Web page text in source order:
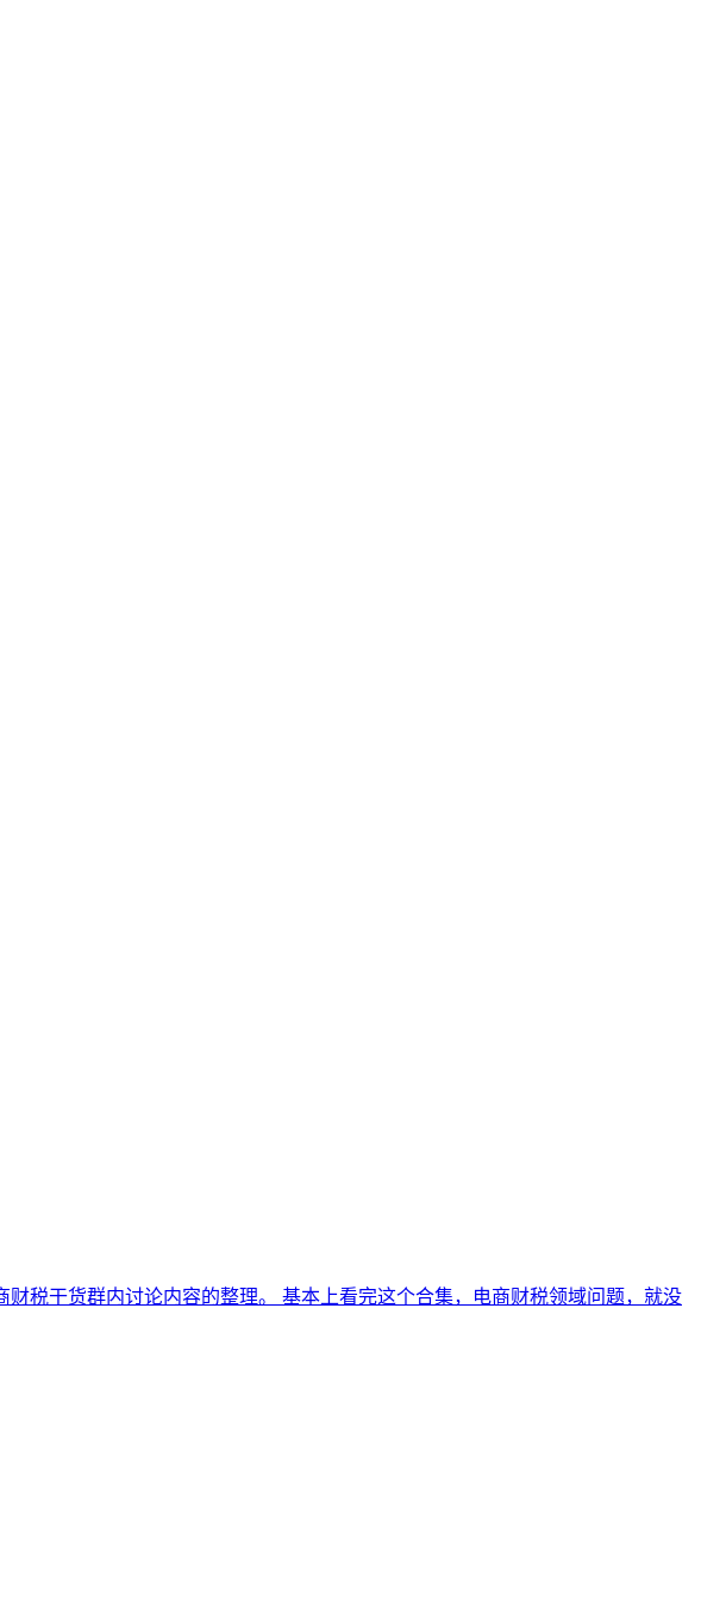
税干货群内讨论内容的整理。 基本上看完这个合集，电商财税领域问题，就没